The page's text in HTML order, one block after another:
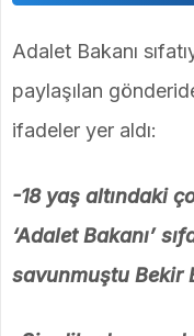
Adalet Bakanı
paylaşılan
ifadeler yer aldı:
-18 yaş altındaki
‘Adalet Bakanı’
savunmuştu Bekir